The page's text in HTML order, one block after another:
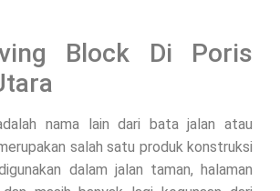
Block Di Poris
nama lain dari bata jalan atau
salah satu produk konstruksi
dalam jalan taman, halaman